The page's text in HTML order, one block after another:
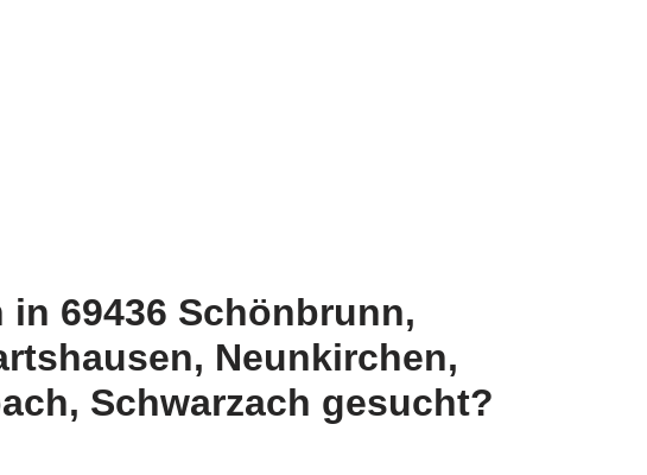
69436 Schönbrunn,
Neunkirchen,
Schwarzach gesucht?